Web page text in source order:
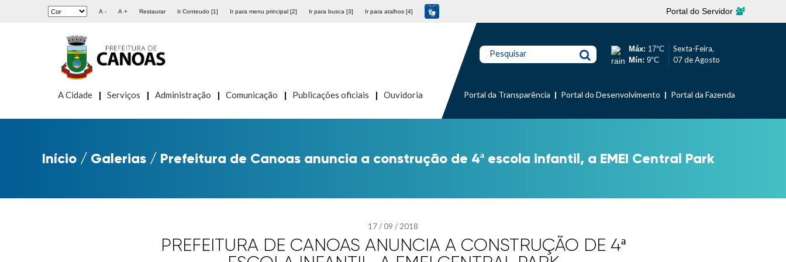
A - A + Restaurar Ir Conteudo [1] Ir para menu principal [2] Ir para busca [3] Ir para atalhos [4] Portal do Servidor
A Cidade Serviços Administração Comunicação Publicações oficiais Ouvidoria
Pesquisar Máx: 17°C
Mín: 9°C
Sexta-Feira,
07 de Agosto
Portal da Transparência Portal do Desenvolvimento Portal da Fazenda
Início / Galerias / Prefeitura de Canoas anuncia a construção de 4ª escola infantil, a EMEI Central Park
17/09 /2018
PREFEITURA DE CANOAS ANUNCIA A CONSTRUÇÃO DE 4ª